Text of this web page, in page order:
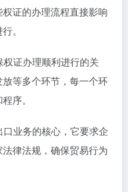
证的办理流程直接影响
。
证办理顺利进行的关
等多个环节，每一个环
序。
业务的核心，它要求企
律法规，确保贸易行为